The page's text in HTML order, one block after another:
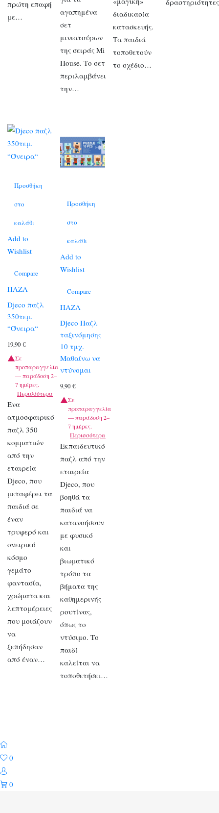
πρώτη επαφή
με…
αγαπημένα
σετ
μινιατούρων
της σειράς Mi
House. Το σετ
περιλαμβάνει
την…
διαδικασία
κατασκευής.
Τα παιδιά
τοποθετούν
το σχέδιο…
Προσθήκη
στο
καλάθι
Add to
Wishlist
Compare
ΠΑΖΛ
Djeco παζλ
350τεμ.
“Όνειρα“
19,90 €
Σε
προπαραγγελία
— παράδοση 2–
7 ημέρες.
Περισσότερα
Ένα
ατμοσφαιρικό
παζλ 350
κομματιών
από την
εταιρεία
Djeco, που
μεταφέρει τα
παιδιά σε
έναν
τρυφερό και
ονειρικό
κόσμο
γεμάτο
φαντασία,
χρώματα και
λεπτομέρειες
που μοιάζουν
να
ξεπήδησαν
από έναν…
Προσθήκη
στο
καλάθι
Add to
Wishlist
Compare
ΠΑΖΛ
Djeco Παζλ
ταξινόμησης
10 τμχ.
Μαθαίνω να
ντύνομαι
9,90€
Σε
προπαραγγελία
— παράδοση 2–
7 ημέρες.
Περισσότερα
Εκπαιδευτικό
παζλ από την
εταιρεία
Djeco, που
βοηθά τα
παιδιά να
κατανοήσουν
με φυσικό
και
βιωματικό
τρόπο τα
βήματα της
καθημερινής
ρουτίνας,
όπως το
ντύσιμο. Το
παιδί
καλείται να
τοποθετήσει…
0
0